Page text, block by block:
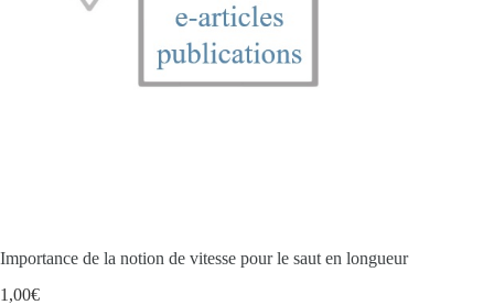
Importance de la notion de vitesse pour le saut en longueur
1,00€